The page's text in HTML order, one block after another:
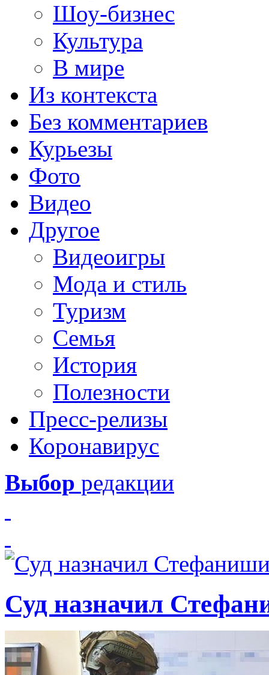
Шоу-бизнес
Культура
В мире
Из контекста
Без комментариев
Курьезы
Фото
Видео
Другое
Видеоигры
Мода и стиль
Туризм
Семья
История
Полезности
Пресс-релизы
Коронавирус
Выбор редакции
Суд назначил